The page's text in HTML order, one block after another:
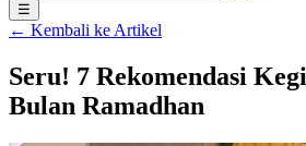
☰
← Kembali ke Artikel
Seru! 7 Rekomendasi
Bulan Ramadhan